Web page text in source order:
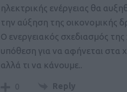
ηλεκτρικής ενέργειας θα
την αύξηση της οικονομικής
O ενεργειακός σχεδιασμός
υπόθεση για να αφήνεται στα
αλλά τι να κάνουμε..
0 Reply